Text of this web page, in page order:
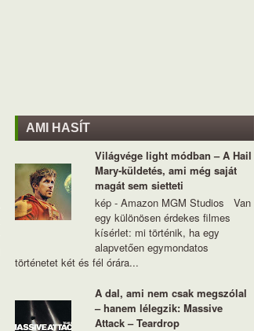
AMI HASÍT
Világvége light módban – A Hail
Mary-küldetés, ami még saját
magát sem sietteti
kép - Amazon MGM Studios Van
egy különösen érdekes filmes
kísérlet: mi történik, ha egy
alapvetően egymondatos
történetet két és fél órára...
A dal, ami nem csak megszólal
– hanem lélegzik: Massive
Attack – Teardrop